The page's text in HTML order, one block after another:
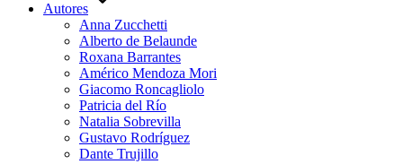
Autores
Anna Zucchetti
Alberto de Belaunde
Roxana Barrantes
Américo Mendoza Mori
Giacomo Roncagliolo
Patricia del Río
Natalia Sobrevilla
Gustavo Rodríguez
Dante Trujillo